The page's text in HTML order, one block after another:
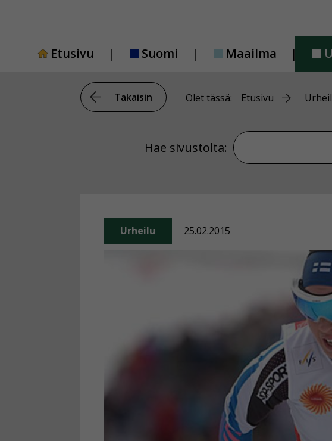
Etusivu
Suomi Maailma
Takaisin Olet tässä: Etusivu
Hae sivustolta: Hae sivustolta
Urheilu 25.02.2015